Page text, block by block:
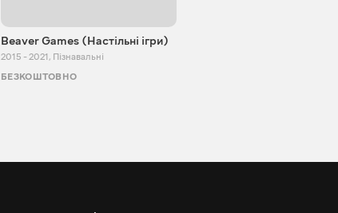
Beaver Games (Настільні ігри)
2015 - 2021, Пізнавальні
БЕЗКОШТОВНО